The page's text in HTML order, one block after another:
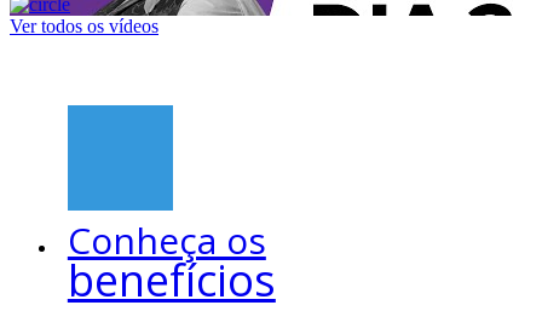
Ver todos os vídeos
Conheça os
benefícios